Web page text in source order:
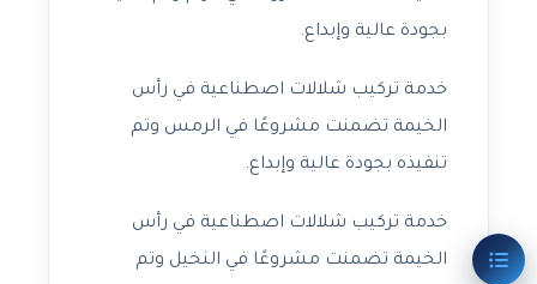
بجودة عالية وإبداع.
خدمة تركيب شلالات اصطناعية في رأس
الخيمة تضمنت مشروعًا في الرمس وتم
تنفيذه بجودة عالية وإبداع.
خدمة تركيب شلالات اصطناعية في رأس
الخيمة تضمنت مشروعًا في النخيل وتم